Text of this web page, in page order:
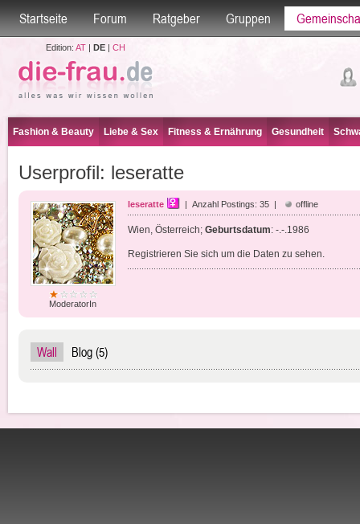
Startseite Forum Ratgeber Gruppen
Edition: AT| DE| CH
Fashion & Beauty Liebe & Sex Fitness & Ernährung Gesundheit
Userprofil: leseratte
ModeratorIn
leseratte | Anzahl Postings: 35 | offline
Wien, Österreich; Geburtsdatum: -.-.1986
Registrieren Sie sich um die Daten zu sehen.
Wall Blog (5)